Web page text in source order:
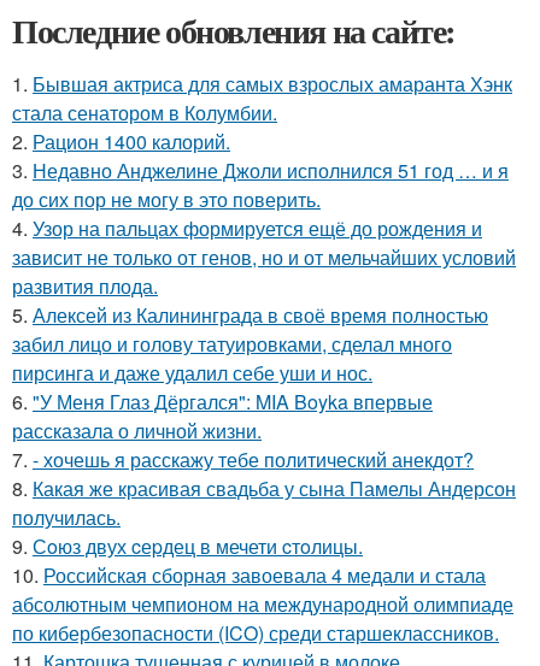
Последние обновления на сайте:
1. Бывшая актриса для самых взрослых амаранта Хэнк
стала сенатором в Колумбии.
2. Рацион 1400 калорий.
3. Недавно Анджелине Джоли исполнился 51 год … и я
до сих пор не могу в это поверить.
4. Узор на пальцах формируется ещё до рождения и
зависит не только от генов, но и от мельчайших условий
развития плода.
5. Алексей из Калининграда в своё время полностью
забил лицо и голову татуировками, сделал много
пирсинга и даже удалил себе уши и нос.
6. "У Меня Глаз Дёргался": MIA Boyka впервые
рассказала о личной жизни.
7. - хочешь я расскажу тебе политический анекдот?
8. Какая же красивая свадьба у сына Памелы Андерсон
получилась.
9. Сoюз двух cеpдец в мечети cтoлицы.
10. Российская сборная завоевала 4 медали и стала
абсолютным чемпионом на международной олимпиаде
по кибербезопасности (ICO) среди старшеклассников.